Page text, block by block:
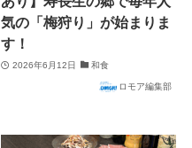
気の「梅狩り」が始まりま
す！
2026年6月12日 和食
ロモア編集部